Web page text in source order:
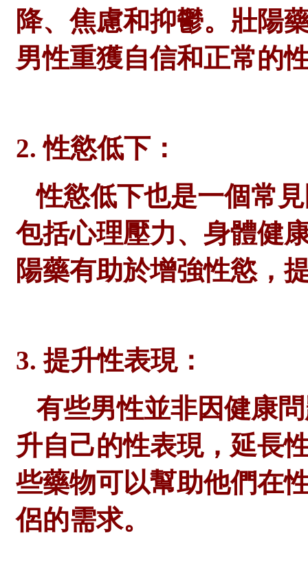
降、焦慮和抑鬱。壯陽
男性重獲自信和正常的
2. 性慾低下：
性慾低下也是一個常
包括心理壓力、身體健
陽藥有助於增強性慾，
3. 提升性表現：
有些男性並非因健康
升自己的性表現，延長
些藥物可以幫助他們在
侶的需求。